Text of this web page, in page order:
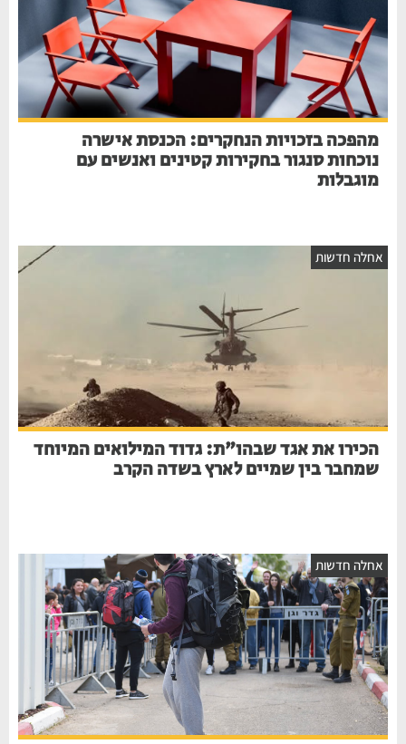
מהפכה בזכויות הנחקרים: הכנסת אישרה
נוכחות סנגור בחקירות קטינים ואנשים עם
מוגבלות
חדשות
הכירו את אגד שבהו"ת: גדוד המילואים המיוחד
שמחבר בין שמיים לארץ בשדה הקרב
חדשות